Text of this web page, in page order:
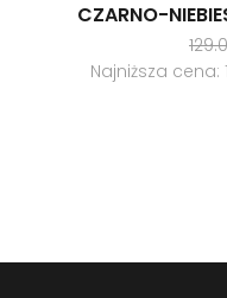
CZARNO-
Najniższa cena: